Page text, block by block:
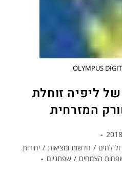
OLYMPUS
ליפיה זוחלת
המזרחית
לחים / חדשות ומציאות / יחידות
הצמחים / שפתניים